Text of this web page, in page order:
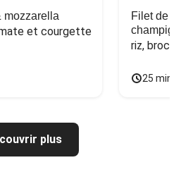
mozzarella
et courgette
Filet de
riz,
25
plus